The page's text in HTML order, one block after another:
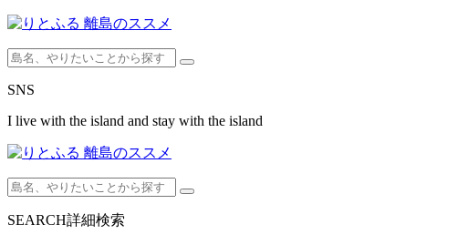
SNS
I live with the island and stay with the island
SEARCH詳細検索